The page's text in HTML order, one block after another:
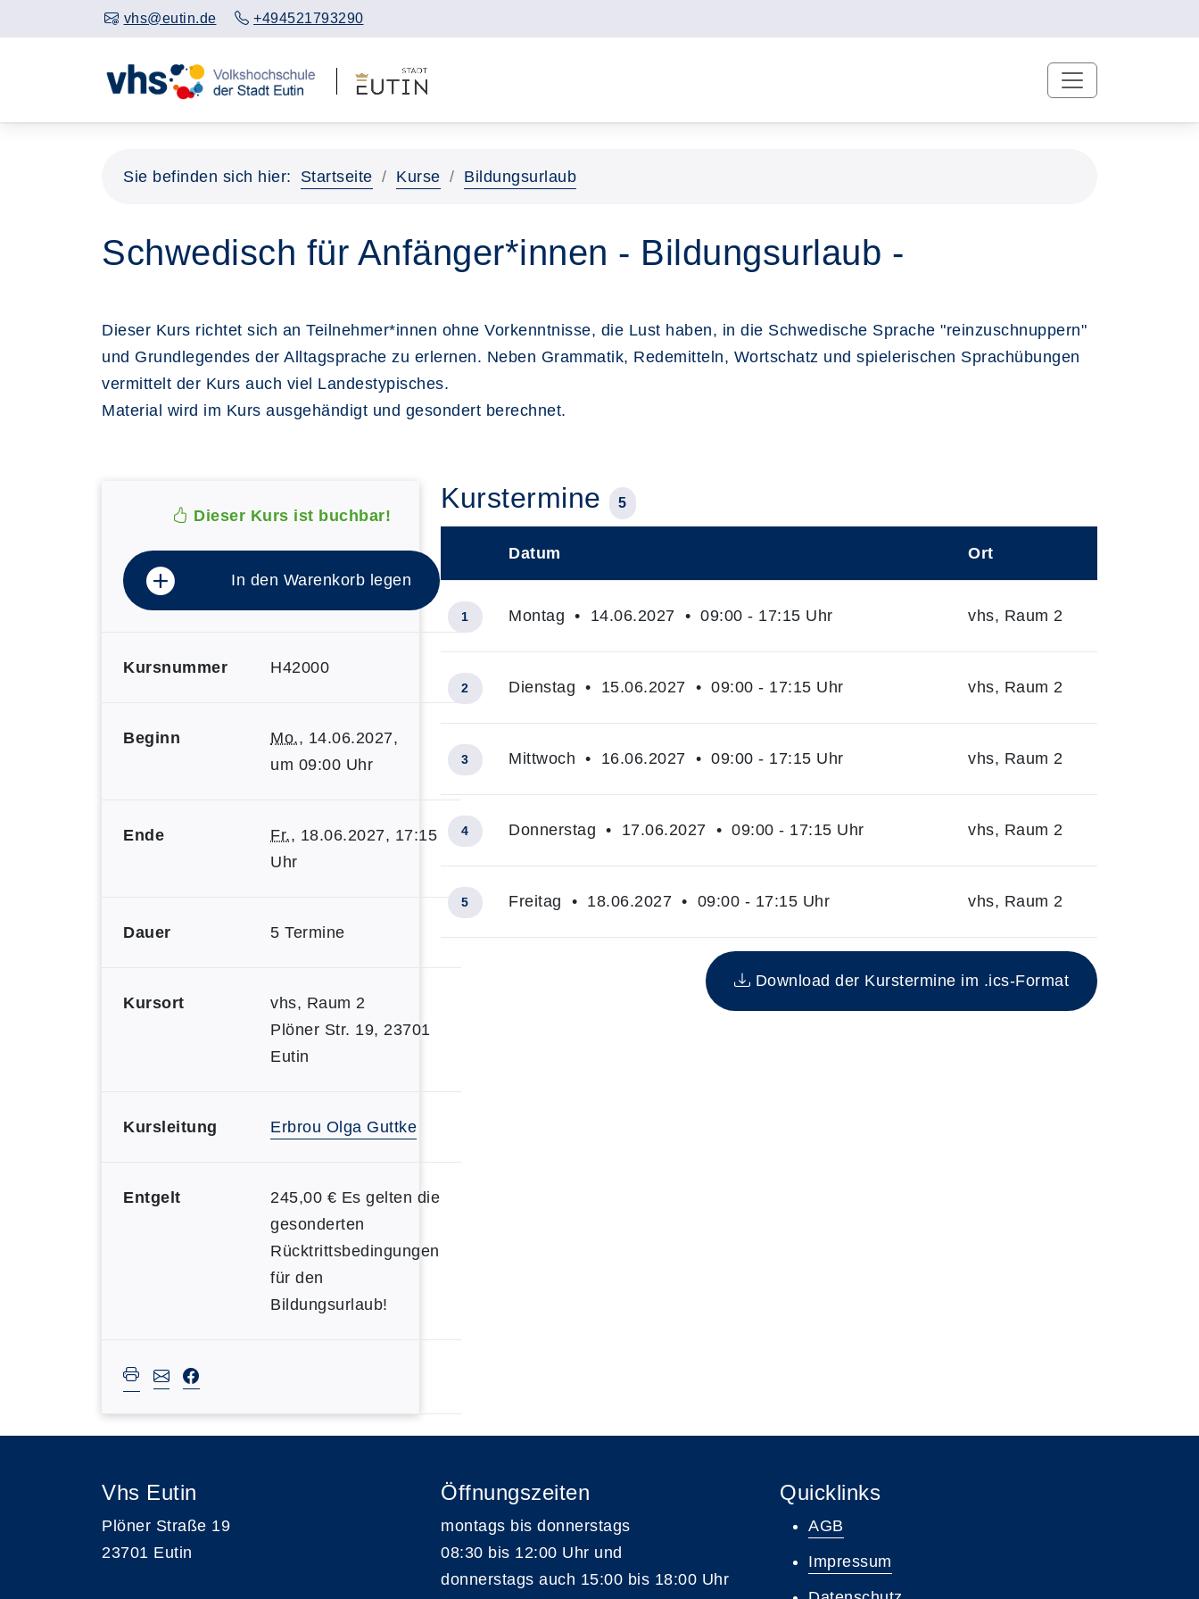
vhs@eutin.de +494521793290
Sie befinden sich hier: Startseite Kurse Bildungsurlaub
Schwedisch für Anfänger*innen - Bildungsurlaub -
Dieser Kurs richtet sich an Teilnehmer*innen ohne Vorkenntnisse, die Lust haben, in die Schwedische Sprache "reinzuschnuppern"
und Grundlegendes der Alltagsprache zu erlernen. Neben Grammatik, Redemitteln, Wortschatz und spielerischen Sprachübungen
vermittelt der Kurs auch viel Landestypisches.
Material wird im Kurs ausgehändigt und gesondert berechnet.
Dieser Kurs ist buchbar!
In den Warenkorb legen
Kursnummer H42000
Beginn Mo., 14.06.2027,
um 09:00 Uhr
Ende Fr., 18.06.2027, 17:15
Uhr
Dauer 5 Termine
Kursort
vhs, Raum 2
Plöner Str. 19, 23701
Eutin
Kursleitung Erbrou Olga Guttke
Entgelt
245,00 € Es gelten die
gesonderten
Rücktrittsbedingungen
für den
Bildungsurlaub!
Kurstermine 5
Insgesamt gibt es 5 Termine zum diesen Kurs
Datum Ort
1 Montag • 14.06.2027 • 09:00 - 17:15 Uhr vhs, Raum 2
2 Dienstag • 15.06.2027 • 09:00 - 17:15 Uhr vhs, Raum 2
3 Mittwoch • 16.06.2027 • 09:00 - 17:15 Uhr vhs, Raum 2
4 Donnerstag • 17.06.2027 • 09:00 - 17:15 Uhr vhs, Raum 2
5 Freitag • 18.06.2027 • 09:00 - 17:15 Uhr vhs, Raum 2
Download der Kurstermine im .ics-Format
Vhs Eutin
Plöner Straße 19
23701 Eutin
Öffnungszeiten
montags bis donnerstags
08:30 bis 12:00 Uhr und
donnerstags auch 15:00 bis 18:00 Uhr
Quicklinks
AGB
Impressum